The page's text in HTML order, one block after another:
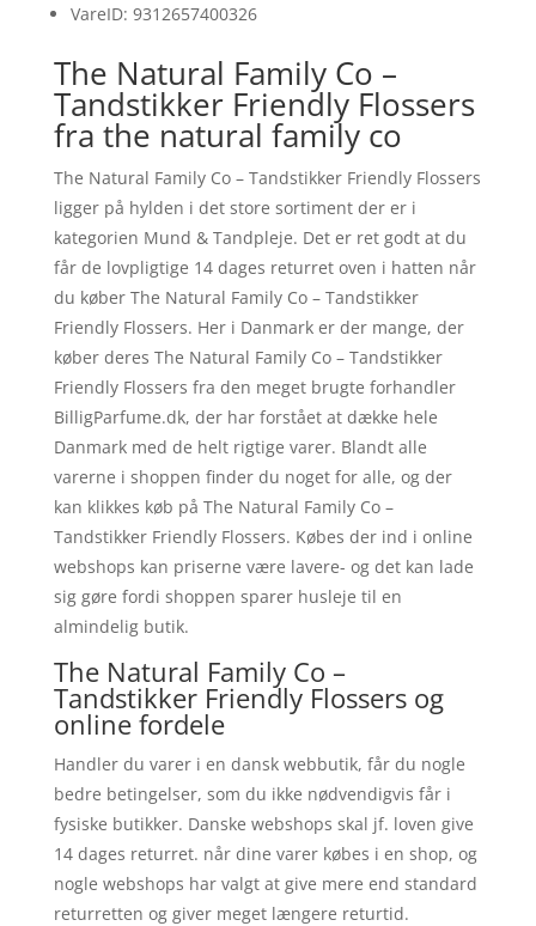
VareID: 9312657400326
The Natural Family Co –
Tandstikker Friendly Flossers
fra the natural family co
The Natural Family Co – Tandstikker Friendly Flossers
ligger på hylden i det store sortiment der er i
kategorien Mund & Tandpleje. Det er ret godt at du
får de lovpligtige 14 dages returret oven i hatten når
du køber The Natural Family Co – Tandstikker
Friendly Flossers. Her i Danmark er der mange, der
køber deres The Natural Family Co – Tandstikker
Friendly Flossers fra den meget brugte forhandler
BilligParfume.dk, der har forstået at dække hele
Danmark med de helt rigtige varer. Blandt alle
varerne i shoppen finder du noget for alle, og der
kan klikkes køb på The Natural Family Co –
Tandstikker Friendly Flossers. Købes der ind i online
webshops kan priserne være lavere- og det kan lade
sig gøre fordi shoppen sparer husleje til en
almindelig butik.
The Natural Family Co –
Tandstikker Friendly Flossers og
online fordele
Handler du varer i en dansk webbutik, får du nogle
bedre betingelser, som du ikke nødvendigvis får i
fysiske butikker. Danske webshops skal jf. loven give
14 dages returret. når dine varer købes i en shop, og
nogle webshops har valgt at give mere end standard
returretten og giver meget længere returtid.